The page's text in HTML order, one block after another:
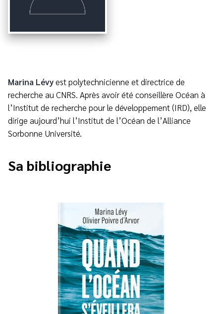
Marina Lévyest polytechnicienne et directrice de
recherche au CNRS. Après avoir été conseillère Océan à
l’Institut de recherche pour le développement (IRD), elle
dirige aujourd’hui l’Institut de l’Océan de l’Alliance
Sorbonne Université.
Sa bibliographie